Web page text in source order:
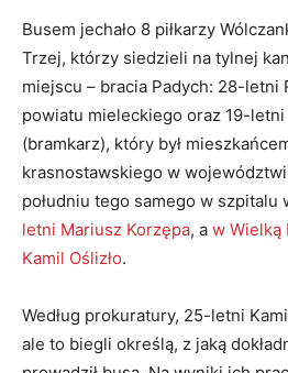
Busem jechało 8 piłkarzy
Trzej, którzy siedzieli na tylnej
miejscu – bracia Padych: 28-letni
powiatu mieleckiego oraz 19-
(bramkarz), który był
krasnostawskiego w
południu tego samego w szpitalu
letni Mariusz Korzępa, a w
Kamil Oślizło.
Według prokuratury, 25-letni
ale to biegli określą, z jaką